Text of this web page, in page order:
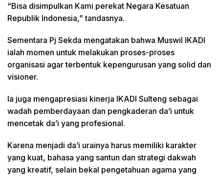
“Bisa disimpulkan Kami perekat Negara Kesatuan
Republik Indonesia,” tandasnya.
Sementara Pj Sekda mengatakan bahwa Muswil IKADI
ialah momen untuk melakukan proses-proses
organisasi agar terbentuk kepengurusan yang solid dan
visioner.
Ia juga mengapresiasi kinerja IKADI Sulteng sebagai
wadah pemberdayaan dan pengkaderan da’i untuk
mencetak da’i yang profesional.
Karena menjadi da’i urainya harus memiliki karakter
yang kuat, bahasa yang santun dan strategi dakwah
yang kreatif, selain bekal pengetahuan agama yang